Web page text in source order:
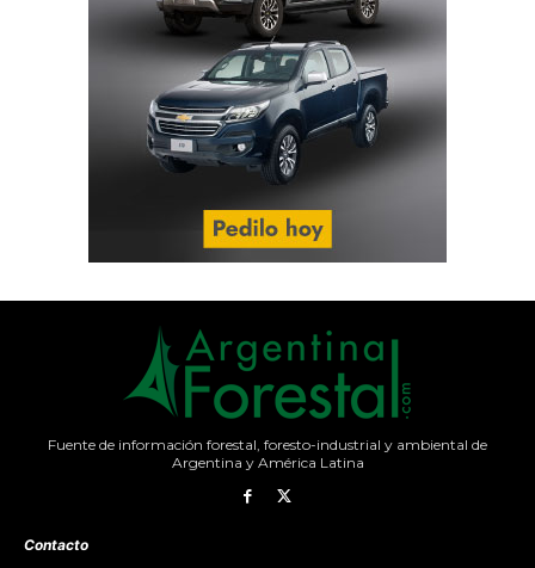
Fuente de información forestal, foresto-industrial y ambiental de
Argentina y América Latina
Contacto